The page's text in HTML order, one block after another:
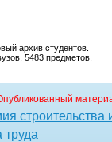
архив студентов.
5483 предметов.
труда